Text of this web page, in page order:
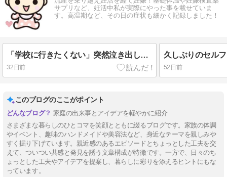
サプリなど、妊活中私が実際にやった事を載せていま
す。高温期など、その日の症状も細かく記録しました！
「学校に行きたくない」突然泣き出した息子
32日前
久しぶりのセル
52日前
このブログのここがポイント
家庭の出来事とアイデアを軽やかに紹介
さまざまな暮らしのひとコマを笑顔とともに綴るブログです。家族の体調
やイベント、趣味のハンドメイドや美容法など、身近なテーマを親しみや
すく掘り下げています。親近感のあるエピソードとちょっとした工夫を交
えて、ついつい共感と発見を誘う文章構成が特徴です。一方で、日々のち
ょっとした工夫やアイデアを提案し、暮らしに彩りを添えるヒントにもな
っています。